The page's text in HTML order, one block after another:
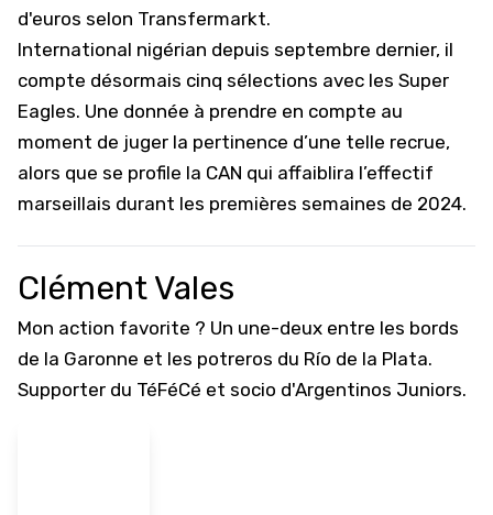
d'euros selon Transfermarkt.
International nigérian depuis septembre dernier, il
compte désormais cinq sélections avec les Super
Eagles. Une donnée à prendre en compte au
moment de juger la pertinence d’une telle recrue,
alors que se profile la CAN qui affaiblira l’effectif
marseillais durant les premières semaines de 2024.
Clément Vales
Mon action favorite ? Un une-deux entre les bords
de la Garonne et les potreros du Río de la Plata.
Supporter du TéFéCé et socio d'Argentinos Juniors.